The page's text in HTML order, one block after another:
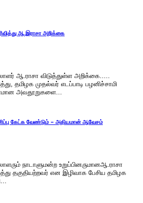
ஆ.இராசா அறிக்கை
ஆ.ராசா விடுத்துள்ள அறிக்கை.....
தமிழக முதல்வர் எடப்பாடி பழனிச்சாமி
அவதூறுகளை...
கேட்க வேண்டும் – அதியமான் ஆவேசம்
நாடாளுமன்ற உறுப்பினருமானஆ.ராசா
தகுதியற்றவர் என இழிவாக பேசிய தமிழக